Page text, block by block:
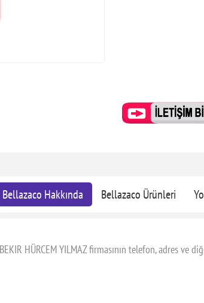
Bellazaco Hakkında Bellazaco Ürünleri
HÜRCEM YILMAZ firmasının telefon, adres